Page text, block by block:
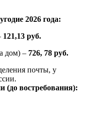
2026 года:
121,13 руб.
дом) – 726, 78 руб.
почты, у
(до востребования):